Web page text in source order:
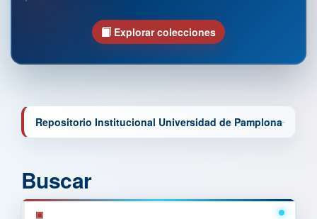
Explorar colecciones
Repositorio Institucional Universidad de Pamplona
Buscar